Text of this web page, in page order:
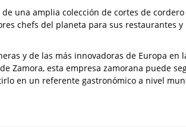
una amplia colección de cortes de
chefs del planeta para sus restaurantes
y de las más innovadoras de Europa en
Zamora, esta empresa zamorana puede
en un referente gastronómico a nivel